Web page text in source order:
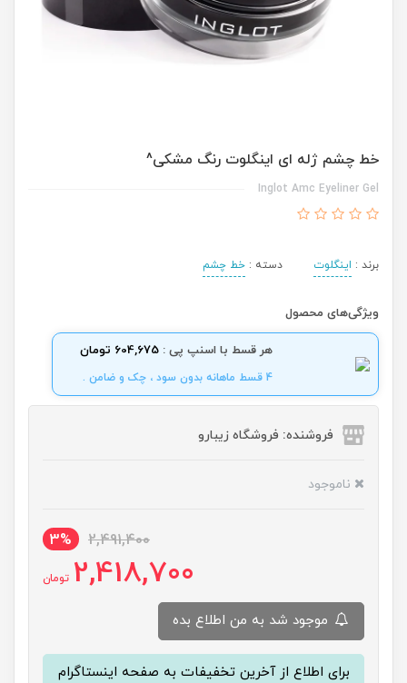
خط چشم ژله ای اینگلوت رنگ مشکی^
Inglot Amc Eyeliner Gel
برند : اینگلوت دسته : خط چشم
ویژگی‌های محصول
هر قسط با اسنپ پی : 604,675 تومان
4 قسط ماهانه بدون سود ، چک و ضامن .
فروشنده: فروشگاه زیبارو
ناموجود
2,491,400
3%
2,418,700 تومان
برای اطلاع از آخرین تخفیفات به صفحه اینستاگرام